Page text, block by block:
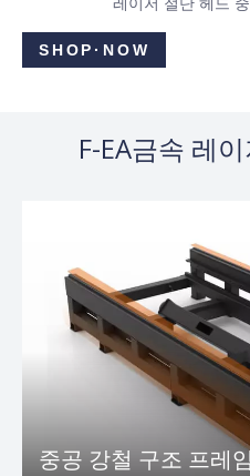
SHOP·NOW
F-EA금속 레
중공 강철 구조 프레